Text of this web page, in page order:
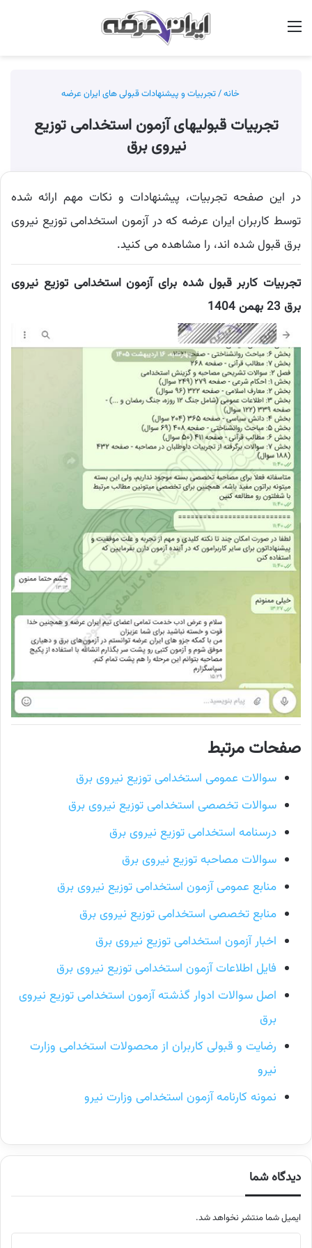
خانه/تجربیات و پیشنهادات قبولی های ایران عرضه
تجربیات قبولیهای آزمون استخدامی توزیع
نیروی برق
در این صفحه تجربیات، پیشنهادات و نکات مهم ارائه شده
توسط کاربران ایران عرضه که در آزمون استخدامی توزیع نیروی
برق قبول شده اند، را مشاهده می کنید.
تجربیات کاربر قبول شده برای آزمون استخدامی توزیع نیروی
برق 23 بهمن 1404
صفحات مرتبط
سوالات عمومی استخدامی توزیع نیروی برق
سوالات تخصصی استخدامی توزیع نیروی برق
درسنامه استخدامی توزیع نیروی برق
سوالات مصاحبه توزیع نیروی برق
منابع عمومی آزمون استخدامی توزیع نیروی برق
منابع تخصصی استخدامی توزیع نیروی برق
اخبار آزمون استخدامی توزیع نیروی برق
فایل اطلاعات آزمون استخدامی توزیع نیروی برق
اصل سوالات ادوار گذشته آزمون استخدامی توزیع نیروی
برق
رضایت و قبولی کاربران از محصولات استخدامی وزارت
نیرو
نمونه کارنامه آزمون استخدامی وزارت نیرو
دیدگاه شما
ایمیل شما منتشر نخواهد شد.